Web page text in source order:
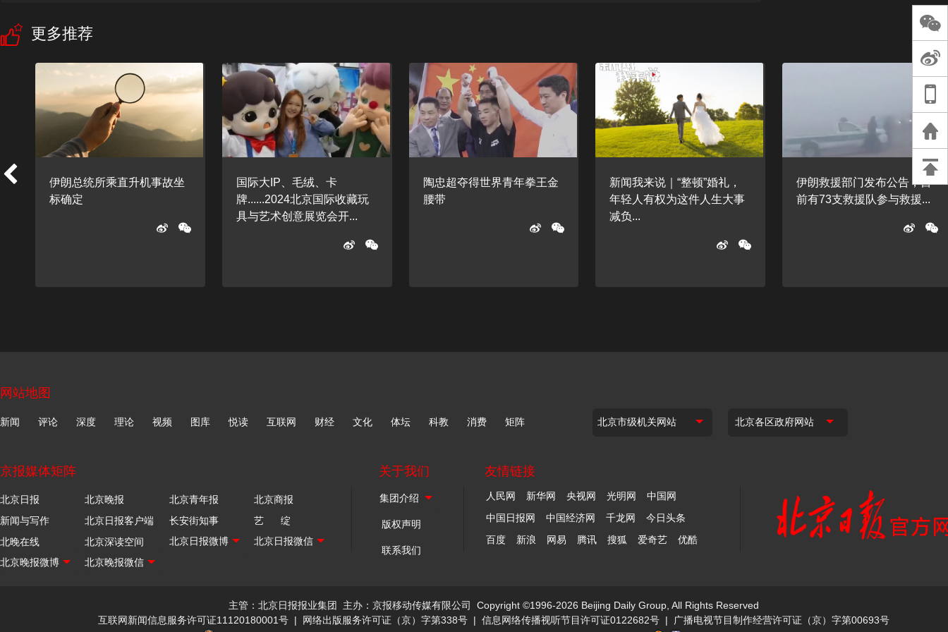
谈过去 谈谈未来
天桥艺术中心一
重庆一高校学生
死，官方通报：
刑案，网传遗体
等信息不实
更多推荐
伊朗总统所乘直升机事故坐
标确定
国际大IP、毛绒、卡
牌......2024北京国际收藏玩
具与艺术创意展览会开...
陶忠超夺得世界青年拳王金
腰带
新闻我来说｜“整顿”婚礼，
年轻人有权为这件人生大事
减负...
伊朗救援部门发布公告，目
前有73支救援队参与救援...
网站地图
新闻 评论 深度 理论 视频 图库 悦读 互联网 财经 文化 体坛 科教 消费 矩阵
京报媒体矩阵
北京日报 北京晚报 北京青年报
北京商报
新闻与写作
北京日报客户端 长安街知事
艺 绽
北晚在线
北京深读空间
关于我们
版权声明
联系我们
友情链接
人民网 新华网 央视网 光明网
中国网
中国日报网
中国经济网 千龙网
今日头条
百度
新浪 网易 腾讯 搜狐 爱奇艺 优酷
主管：北京日报报业集团 主办：京报移动传媒有限公司
Copyright ©1996-2026 Beijing Daily Group, All Rights Reserved
互联网新闻信息服务许可证11120180001号 | 网络出版服务许可证（京）字第338号 | 信息网络传播视听节目许可证0122682号 |
广播电视节目制作经营许可证（京）字第00693号